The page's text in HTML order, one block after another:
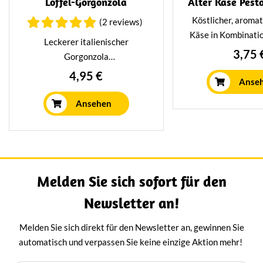
(2 reviews)
Leckerer italienischer
Gorgonzola
(Blauschimmelkäse), der mit
Sahne angereichert wird, damit
er super cremig ist. Köstlich
zum Kochen, aber auch sehr
lecker auf einem Sandwich oder
Schale mit 175 Gramm.
4,95 €
Ansehen
Köstlicher,
Käse in
eine superleckere
Verpackt in einer
Schale.
3,75
Melden Sie sich sofort für den
Newsletter an!
Melden Sie sich direkt für den Newsletter an, gewinnen Sie
automatisch und verpassen Sie keine einzige Aktion mehr!